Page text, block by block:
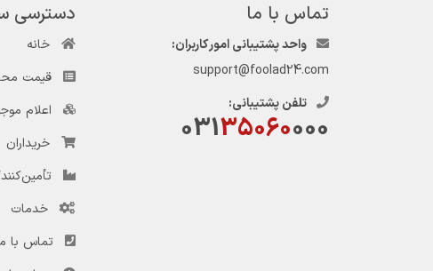
تماس با ما
واحد پشتیبانی امور کاربران:
support@foolad24.com
تلفن پشتیبانی:
03135060000
دسترسی
خانه
قیمت
اعلام
خریداران
خدمات
تماس با